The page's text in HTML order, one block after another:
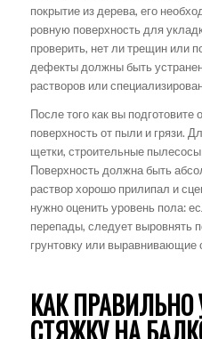
покрытие из дерева, его
ровную поверхность для
проверить, нет ли трещин или
дефекты должны быть
растворов или
После того как вы подготовите
поверхность от пыли и грязи.
щетки, строительные
Поверхность должна быть
раствор хорошо прилипал и
нужно оценить уровень пола:
перепады, следует выровнять
грунтовку или выравнивающие
КАК
СТЯЖКУ НА